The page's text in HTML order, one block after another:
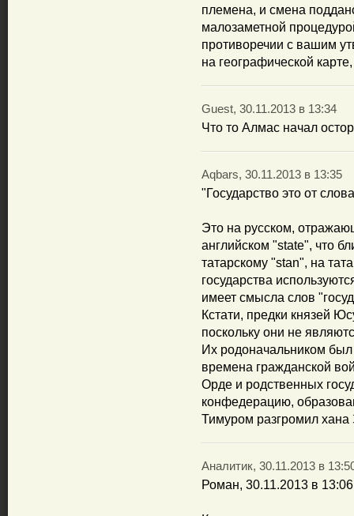
племена, и смена
малозаметной
противоречии с вашим
на географической
Guest, 30.11.2013 в 13:34
Что то Алмас начал
Aqbars, 30.11.2013 в 13:35
"Государство это от
Это на русском,
английском "state", что
татарскому "stan", на
государства
имеет смысла слов
Кстати, предки князей
поскольку они не
Их родоначальником
времена гражданской
Орде и родственных
конфедерацию,
Тимуром разгромил
Аналитик, 30.11.2013 в
Роман, 30.11.2013 в 13:06